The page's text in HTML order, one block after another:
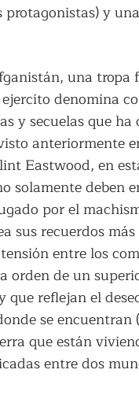
y
una tropa
denomina
y secuelas que
anteriormente
Eastwood, en
solamente deben
por el
recuerdos
entre los
orden de un
que reflejan el
se
que están
entre dos